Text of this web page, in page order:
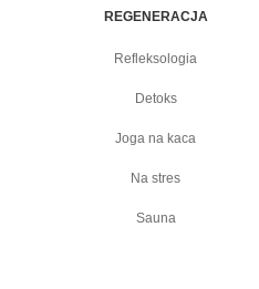
REGENERACJA
Refleksologia
Detoks
Joga na kaca
Na stres
Sauna